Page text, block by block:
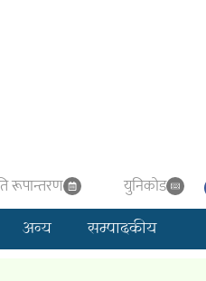
रूपान्तरण युनिकाेड
अन्य सम्पादकीय